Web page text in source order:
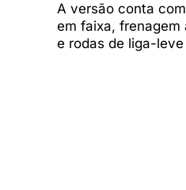
A versão conta
em faixa, frenagem
e rodas de liga-